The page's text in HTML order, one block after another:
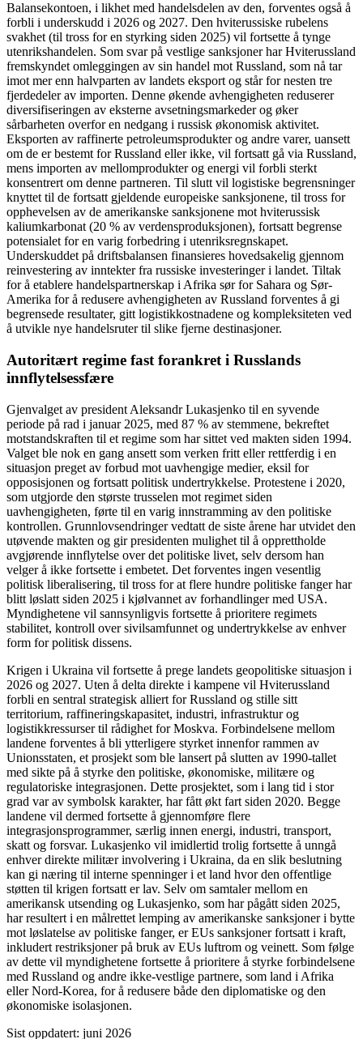
Balansekontoen, i likhet med handelsdelen av den, forventes også å
forbli i underskudd i 2026 og 2027. Den hviterussiske rubelens
svakhet (til tross for en styrking siden 2025) vil fortsette å tynge
utenrikshandelen. Som svar på vestlige sanksjoner har Hviterussland
fremskyndet omleggingen av sin handel mot Russland, som nå tar
imot mer enn halvparten av landets eksport og står for nesten tre
fjerdedeler av importen. Denne økende avhengigheten reduserer
diversifiseringen av eksterne avsetningsmarkeder og øker
sårbarheten overfor en nedgang i russisk økonomisk aktivitet.
Eksporten av raffinerte petroleumsprodukter og andre varer, uansett
om de er bestemt for Russland eller ikke, vil fortsatt gå via Russland,
mens importen av mellomprodukter og energi vil forbli sterkt
konsentrert om denne partneren. Til slutt vil logistiske begrensninger
knyttet til de fortsatt gjeldende europeiske sanksjonene, til tross for
opphevelsen av de amerikanske sanksjonene mot hviterussisk
kaliumkarbonat (20 % av verdensproduksjonen), fortsatt begrense
potensialet for en varig forbedring i utenriksregnskapet.
Underskuddet på driftsbalansen finansieres hovedsakelig gjennom
reinvestering av inntekter fra russiske investeringer i landet. Tiltak
for å etablere handelspartnerskap i Afrika sør for Sahara og Sør-
Amerika for å redusere avhengigheten av Russland forventes å gi
begrensede resultater, gitt logistikkostnadene og kompleksiteten ved
å utvikle nye handelsruter til slike fjerne destinasjoner.
Autoritært regime fast forankret i Russlands
innflytelsessfære
Gjenvalget av president Aleksandr Lukasjenko til en syvende
periode på rad i januar 2025, med 87 % av stemmene, bekreftet
motstandskraften til et regime som har sittet ved makten siden 1994.
Valget ble nok en gang ansett som verken fritt eller rettferdig i en
situasjon preget av forbud mot uavhengige medier, eksil for
opposisjonen og fortsatt politisk undertrykkelse. Protestene i 2020,
som utgjorde den største trusselen mot regimet siden
uavhengigheten, førte til en varig innstramming av den politiske
kontrollen. Grunnlovsendringer vedtatt de siste årene har utvidet den
utøvende makten og gir presidenten mulighet til å opprettholde
avgjørende innflytelse over det politiske livet, selv dersom han
velger å ikke fortsette i embetet. Det forventes ingen vesentlig
politisk liberalisering, til tross for at flere hundre politiske fanger har
blitt løslatt siden 2025 i kjølvannet av forhandlinger med USA.
Myndighetene vil sannsynligvis fortsette å prioritere regimets
stabilitet, kontroll over sivilsamfunnet og undertrykkelse av enhver
form for politisk dissens.
Krigen i Ukraina vil fortsette å prege landets geopolitiske situasjon i
2026 og 2027. Uten å delta direkte i kampene vil Hviterussland
forbli en sentral strategisk alliert for Russland og stille sitt
territorium, raffineringskapasitet, industri, infrastruktur og
logistikkressurser til rådighet for Moskva. Forbindelsene mellom
landene forventes å bli ytterligere styrket innenfor rammen av
Unionsstaten, et prosjekt som ble lansert på slutten av 1990-tallet
med sikte på å styrke den politiske, økonomiske, militære og
regulatoriske integrasjonen. Dette prosjektet, som i lang tid i stor
grad var av symbolsk karakter, har fått økt fart siden 2020. Begge
landene vil dermed fortsette å gjennomføre flere
integrasjonsprogrammer, særlig innen energi, industri, transport,
skatt og forsvar. Lukasjenko vil imidlertid trolig fortsette å unngå
enhver direkte militær involvering i Ukraina, da en slik beslutning
kan gi næring til interne spenninger i et land hvor den offentlige
støtten til krigen fortsatt er lav. Selv om samtaler mellom en
amerikansk utsending og Lukasjenko, som har pågått siden 2025,
har resultert i en målrettet lemping av amerikanske sanksjoner i bytte
mot løslatelse av politiske fanger, er EUs sanksjoner fortsatt i kraft,
inkludert restriksjoner på bruk av EUs luftrom og veinett. Som følge
av dette vil myndighetene fortsette å prioritere å styrke forbindelsene
med Russland og andre ikke-vestlige partnere, som land i Afrika
eller Nord-Korea, for å redusere både den diplomatiske og den
økonomiske isolasjonen.
Sist oppdatert: juni 2026